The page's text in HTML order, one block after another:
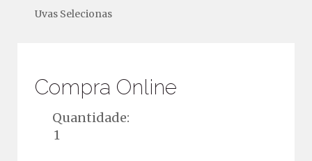
Uvas Selecionas
Compra Online
Quantidade: